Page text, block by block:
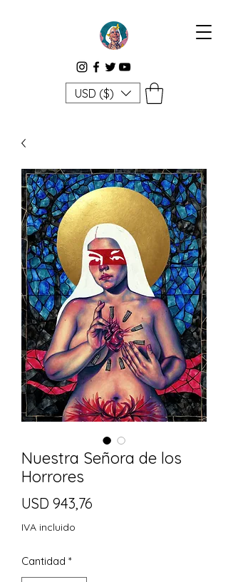
USD ($)
Nuestra Señora de los
Horrores
USD 943,76
IVA incluido
Cantidad *